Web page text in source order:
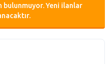
Yeni ilanlar